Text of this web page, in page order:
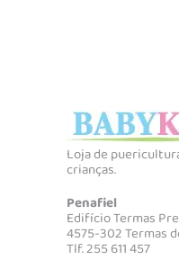
Loja de
crianças.
Penafiel
Edifício Termas
4575-302 Termas
Tlf. 255 611 457